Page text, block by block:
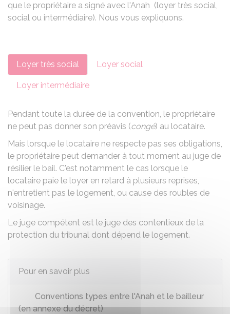
que le propriétaire a signé avec l'Anah (loyer très social,
social ou intermédiaire). Nous vous expliquons.
Loyer très social Loyer social
Loyer intermédiaire
Pendant toute la durée de la convention, le propriétaire
ne peut pas donner son préavis (congé) au locataire.
Mais lorsque le locataire ne respecte pas ses obligations,
le propriétaire peut demander à tout moment au juge de
résilier le bail. C'est notamment le cas lorsque le
locataire paie le loyer en retard à plusieurs reprises,
n'entretient pas le logement, ou cause des roubles de
voisinage.
Le juge compétent est le juge des contentieux de la
protection du tribunal dont dépend le logement.
Pour en savoir plus
Conventions types entre l'Anah et le bailleur
(en annexe du décret)